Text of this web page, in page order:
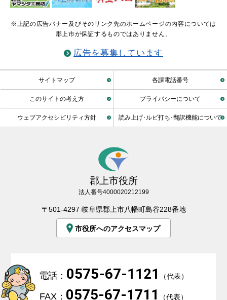
※上記の広告バナー及びそのリンク先のホームページの内容については
郡上市が保証するものではありません。
広告を募集しています
サイトマップ 各課電話番号
このサイトの考え方 プライバシーについて
ウェブアクセシビリティ方針 読み上げ･ルビ打ち･翻訳機能について
郡上市役所
法人番号4000020212199
〒501-4297 岐阜県郡上市八幡町島谷228番地
市役所へのアクセスマップ
電話： 0575-67-1121 （代表）
FAX： 0575-67-1711 （代表）